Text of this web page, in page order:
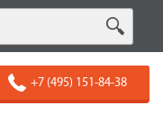
+7 (495) 151-84-38